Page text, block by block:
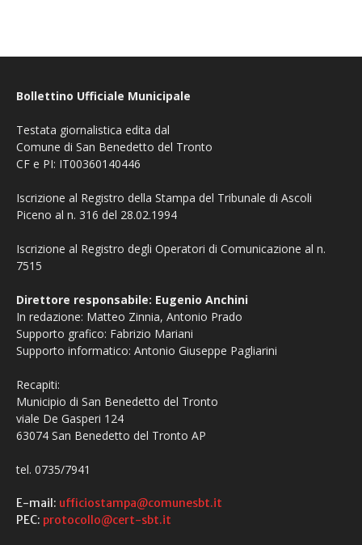
Bollettino Ufficiale Municipale
Testata giornalistica edita dal
Comune di San Benedetto del Tronto
CF e PI: IT00360140446
Iscrizione al Registro della Stampa del Tribunale di Ascoli
Piceno al n. 316 del 28.02.1994
Iscrizione al Registro degli Operatori di Comunicazione al n.
7515
Direttore responsabile: Eugenio Anchini
In redazione: Matteo Zinnia, Antonio Prado
Supporto grafico: Fabrizio Mariani
Supporto informatico: Antonio Giuseppe Pagliarini
Recapiti:
Municipio di San Benedetto del Tronto
viale De Gasperi 124
63074 San Benedetto del Tronto AP
tel. 0735/7941
E-mail: ufficiostampa@comunesbt.it
PEC: protocollo@cert-sbt.it